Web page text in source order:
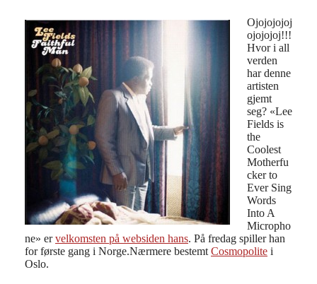
Ojojojojoj
ojojojoj!!!
Hvor i all
verden
har denne
artisten
gjemt
seg? «Lee
Fields is
the
Coolest
Motherfu
cker to
Ever Sing
Words
Into A
Micropho
ne» ervelkomsten på websiden hans. På fredag spiller han
for første gang i Norge.Nærmere bestemt Cosmopolite i
Oslo.